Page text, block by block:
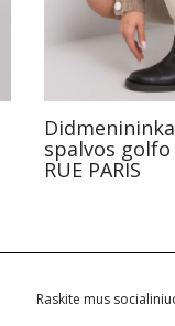
spalvos
RUE PARIS
Raskite mus